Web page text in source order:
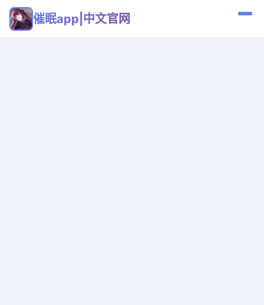
催眠app|中文官网